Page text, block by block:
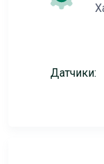
Датчики: